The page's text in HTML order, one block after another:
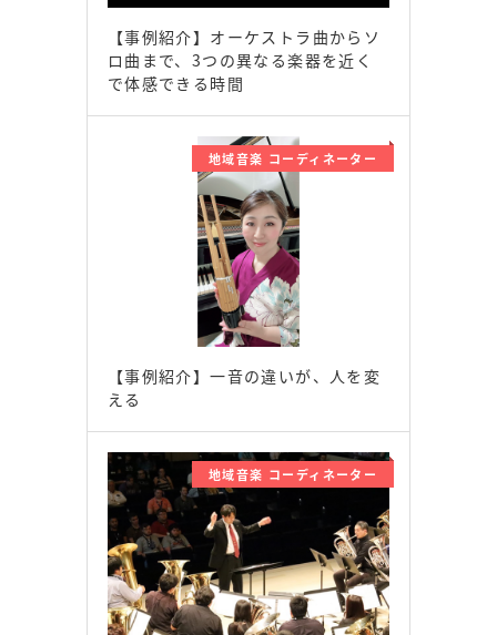
【事例紹介】オーケストラ曲からソ
ロ曲まで、3つの異なる楽器を近く
で体感できる時間
地域音楽 コーディネーター
【事例紹介】一音の違いが、人を変
える
地域音楽 コーディネーター